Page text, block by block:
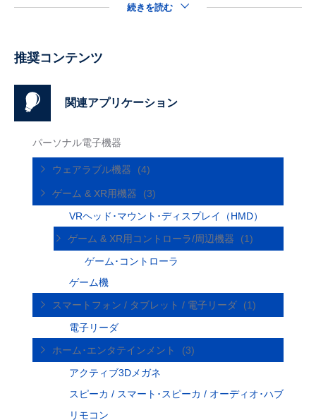
続きを読む
推奨コンテンツ
関連アプリケーション
パーソナル電子機器
ウェアラブル機器 (4)
ゲーム & XR用機器
(3)
VRヘッド･マウント･ディスプレイ（HMD）
ゲーム & XR用コントローラ/周辺機器
(1)
ゲーム･コントローラ
ゲーム機
スマートフォン / タブレット / 電子リーダ
(1)
電子リーダ
ホーム･エンタテインメント
(3)
アクティブ3Dメガネ
スピーカ / スマート･スピーカ / オーディオ･ハブ
リモコン